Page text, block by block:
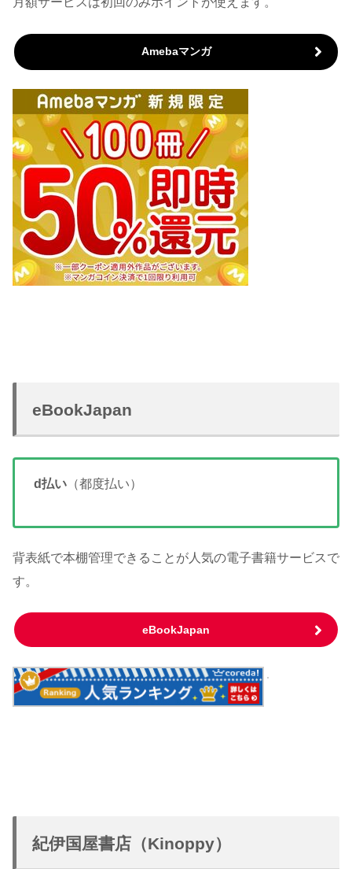
Amebaマンガ
eBookJapan
d払い （都度払い）
背表紙で本棚管理できることが人気の電子書籍サービスで
す。
eBookJapan
紀伊国屋書店（Kinoppy）